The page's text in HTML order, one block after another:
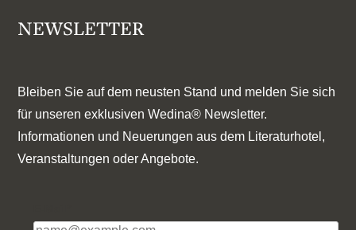
NEWSLETTER
Bleiben Sie auf dem neusten Stand und melden Sie sich
für unseren exklusiven Wedina® Newsletter.
Informationen und Neuerungen aus dem Literaturhotel,
Veranstaltungen oder Angebote.